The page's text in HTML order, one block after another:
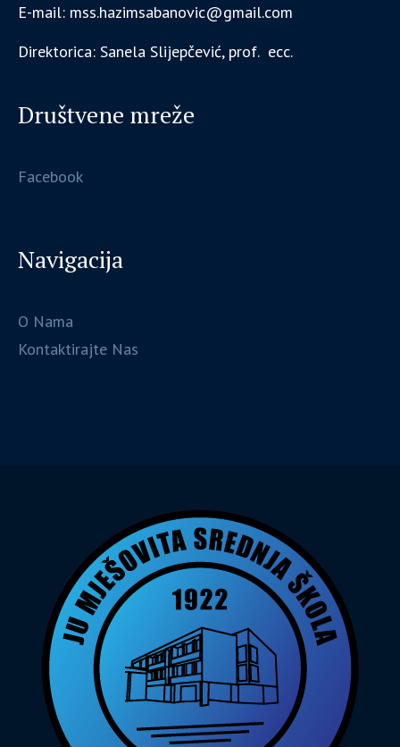
E-mail: mss.hazimsabanovic@gmail.com
Direktorica: Sanela Slijepčević, prof. ecc.
Društvene mreže
Facebook
Navigacija
O Nama
Kontaktirajte Nas